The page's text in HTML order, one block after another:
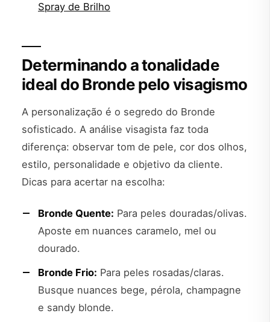
Spray de Brilho
Determinando a tonalidade
ideal do Bronde pelo visagismo
A personalização é o segredo do Bronde
sofisticado. A análise visagista faz toda
diferença: observar tom de pele, cor dos olhos,
estilo, personalidade e objetivo da cliente.
Dicas para acertar na escolha:
Bronde Quente: Para peles douradas/olivas.
Aposte em nuances caramelo, mel ou
dourado.
Bronde Frio: Para peles rosadas/claras.
Busque nuances bege, pérola, champagne
e sandy blonde.